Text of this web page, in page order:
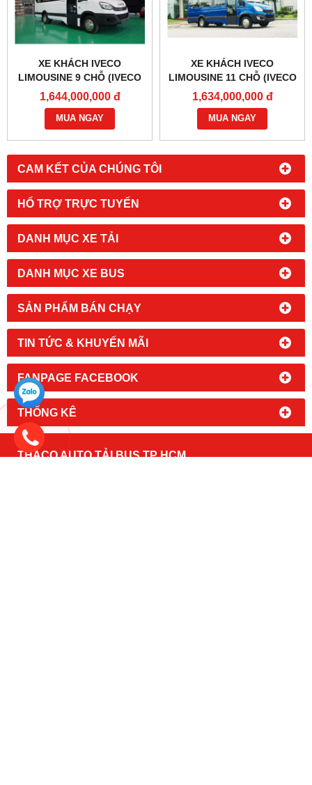
CAM KẾT CỦA CHÚNG TÔI
HỔ TRỢ TRỰC TUYẾN
DANH MỤC XE TẢI
DANH MỤC XE BUS
SẢN PHẨM BÁN CHẠY
TIN TỨC & KHUYẾN MÃI
FANPAGE FACEBOOK
THỐNG KÊ
XE KHÁCH IVECO
LIMOUSINE 9 CHỖ (IVECO
DAILY PLUS)
1,644,000,000 đ
MUA NGAY
XE KHÁCH IVECO
LIMOUSINE 11 CHỖ (IVECO
DAILY PLUS)
1,634,000,000 đ
MUA NGAY
THACO AUTO TẢI BUS TP HCM